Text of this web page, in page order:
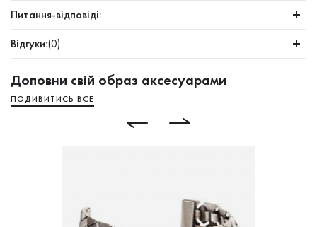
Питання-відповіді:
Відгуки:(0)
Доповни свій образ аксесуарами
ПОДИВИТИСЬ ВСЕ